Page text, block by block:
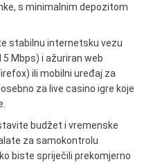
s minimalnim depozitom
stabilnu internetsku vezu
Mbps) i ažuriran web
ili mobilni uređaj za
za live casino igre koje
budžet i vremenske
za samokontrolu
biste spriječili prekomjerno